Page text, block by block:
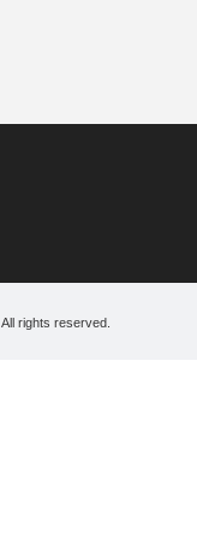
All rights reserved.